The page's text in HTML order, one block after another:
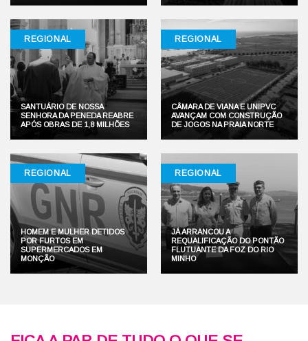
REGIONAL
SANTUÁRIO DE NOSSA
SENHORA DA PENEDA REABRE
APÓS OBRAS DE 1,8 MILHÕES
REGIONAL
CÂMARA DE VIANA E UNIPVC
AVANÇAM COM CONSTRUÇÃO
DE JOGOS NA PRAIA NORTE
REGIONAL
HOMEM E MULHER DETIDOS
POR FURTOS EM
SUPERMERCADOS EM
MONÇÃO
REGIONAL
JÁ ARRANCOU A
REQUALIFICAÇÃO DO PONTÃO
FLUTUANTE DA FOZ DO RIO
MINHO